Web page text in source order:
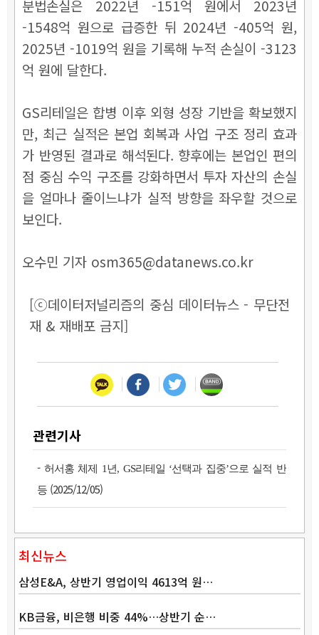
분법손실은 2022년 -151억 원에서 2023년
-1548억 원으로 급증한 뒤 2024년 -405억 원,
2025년 -1019억 원을 기록해 누적 손실이 -3123
억 원에 달한다.
GS리테일은 합병 이후 외형 성장 기반을 확보했지
만, 최근 실적은 본업 회복과 사업 구조 정리 효과
가 반영된 결과로 해석된다. 향후에는 본업인 편의
점 중심 수익 구조를 강화하면서 투자 자산의 손실
을 얼마나 줄이느냐가 실적 방향을 좌우할 것으로
보인다.
오수민 기자 osm365@datanews.co.kr
[ⓒ데이터저널리즘의 중심 데이터뉴스 - 무단전
재 & 재배포 금지]
관련기사
- 허서홍 체제 1년, GS리테일 ‘선택과 집중’으로 실적 반
등 (2025/12/05)
최신뉴스
삼성E&A, 상반기 영업이익 4613억 원…
KB금융, 비은행 비중 44%…상반기 순…